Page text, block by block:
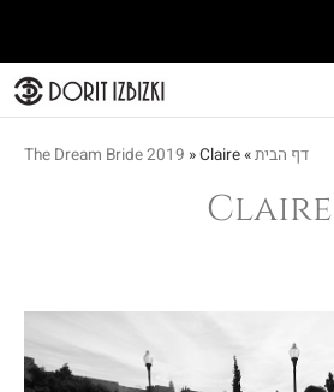
דף הבית»
The Dream Bride 2019 »Claire
Claire